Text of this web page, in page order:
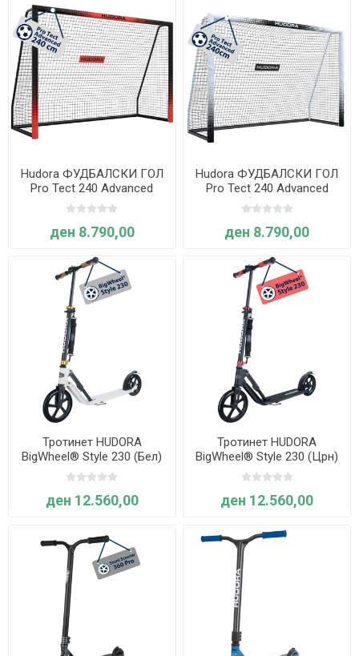
Hudora ФУДБАЛСКИ ГОЛ
Pro Tect 240 Advanced
Black (со заштитна
обвивка)
ден 8.790,00
Hudora ФУДБАЛСКИ ГОЛ
Pro Tect 240 Advanced
White (со заштитна
обвивка)
ден 8.790,00
Тротинет HUDORA
BigWheel® Style 230 (Бел)
ден 12.560,00
Тротинет HUDORA
BigWheel® Style 230 (Црн)
ден 12.560,00